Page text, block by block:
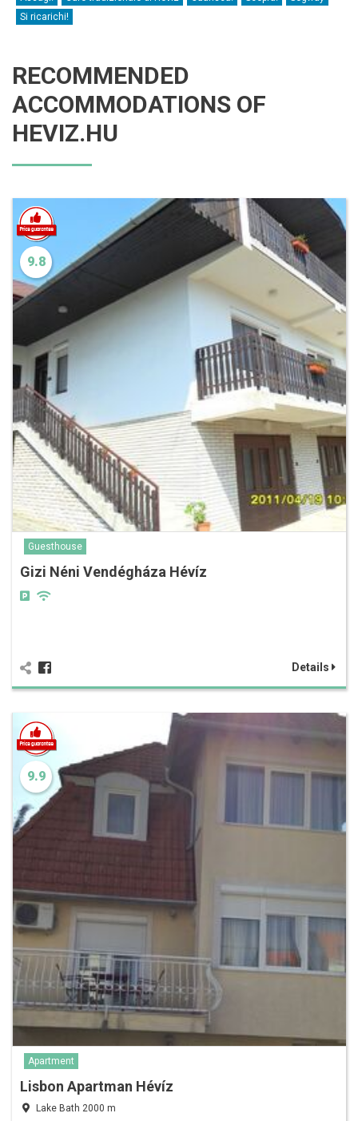
Si ricarichi!
RECOMMENDED
ACCOMMODATIONS OF
HEVIZ.HU
9.8
Guesthouse
Gizi Néni Vendégháza Hévíz
Details
9.9
Apartment
Lisbon Apartman Hévíz
Lake Bath 2000 m